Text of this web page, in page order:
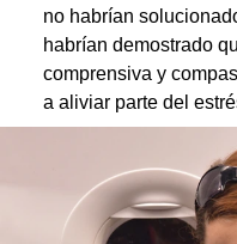
no habrían
habrían demostrado
comprensiva y
a aliviar parte del